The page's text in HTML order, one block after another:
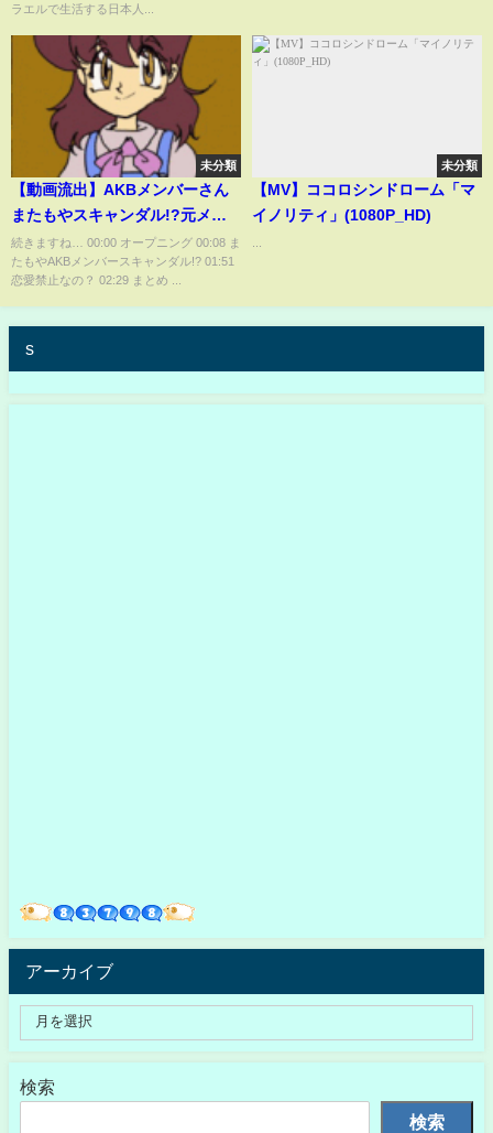
ラエルで生活する日本人...
未分類
【動画流出】AKBメンバーさん
またもやスキャンダル!?元メン
バーさんは映り込み事故!?【ゆ
っくり】
続きますね… 00:00 オープニング 00:08 ま
たもやAKBメンバースキャンダル!? 01:51
恋愛禁止なの？ 02:29 まとめ ...
未分類
【MV】ココロシンドローム「マ
イノリティ」(1080P_HD)
s
アーカイブ
検索
検索